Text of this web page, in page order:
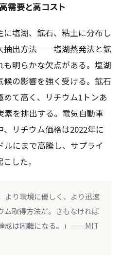
需要と高コスト
塩湖、鉱石、粘土に分布し
抽出方法——塩湖蒸発法と鉱
明らかな欠点がある。塩湖
の影響を強く受ける。鉱石
て高く、リチウム1トンあ
素を排出する。電気自動車
リチウム価格は2022年に
ルにまで高騰し、サプライ
した。
より環境に優しく、より迅速
ム取得方法だ。さもなければ
成は困難になる。」——MIT